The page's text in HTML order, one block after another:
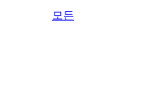
모든